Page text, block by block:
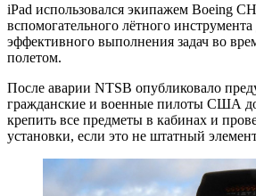
iPad использовался экипажем Boeing
вспомогательного лётного
эффективного выполнения задач во
полетом.
После аварии NTSB опубликовало
гражданские и военные пилоты США
крепить все предметы в кабинах и
установки, если это не штатный